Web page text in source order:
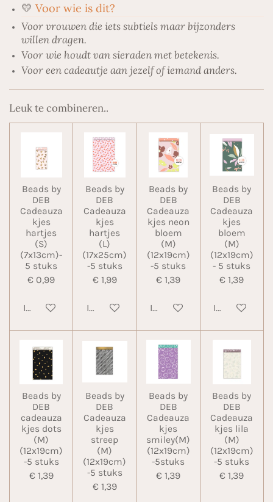
💛 Voor wie is dit?
Voor vrouwen die iets subtiels maar bijzonders
willen dragen.
Voor wie houdt van sieraden met betekenis.
Voor een cadeautje aan jezelf of iemand anders.
Leuk te combineren..
Beads by
DEB
Cadeauza
kjes
hartjes
(S)
(7x13cm)-
5 stuks
€ 0,99
In winkelwagen
Beads by
DEB
Cadeauza
kjes
hartjes
(L)
(17x25cm)
-5 stuks
€ 1,99
In winkelwagen
Beads by
DEB
Cadeauza
kjes neon
bloem
(M)
(12x19cm)
-5 stuks
€ 1,39
In winkelwagen
Beads by
DEB
Cadeauza
kjes
bloem
(M)
(12x19cm)
- 5 stuks
€ 1,39
In
Beads by
DEB
cadeauza
kjes dots
(M)
(12x19cm)
-5 stuks
€ 1,39
Beads by
DEB
Cadeauza
kjes
streep
(M)
(12x19cm)
-5 stuks
€ 1,39
Beads by
DEB
Cadeauza
kjes
smiley(M)
(12x19cm)
-5stuks
€ 1,39
Beads by
DEB
Cadeauza
kjes lila
(M)
(12x19cm)
-5 stuks
€ 1,39